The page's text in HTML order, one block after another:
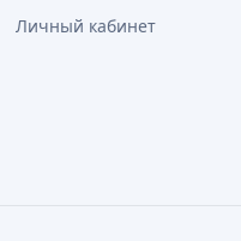
Личный кабинет